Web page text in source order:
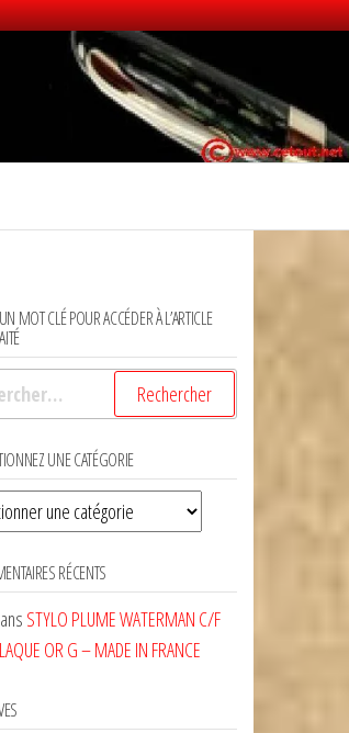
MOT CLÉ POUR ACCÉDER À L’ARTICLE
:
UNE CATÉGORIE
RÉCENTS
STYLO PLUME WATERMAN C/F
OR G – MADE IN FRANCE